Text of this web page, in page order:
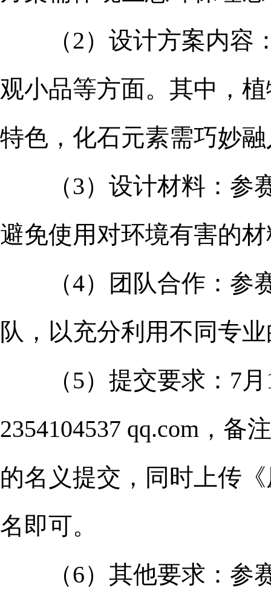
（2）设计方案内容：
观小品等方面。其中，
特色，化石元素需巧妙
（3）设计材料：参赛
避免使用对环境有害的
（4）团队合作：参赛
队，以充分利用不同专
（5）提交要求：7月
2354104537 qq.com，
的名义提交，同时上传
名即可。
（6）其他要求：参赛